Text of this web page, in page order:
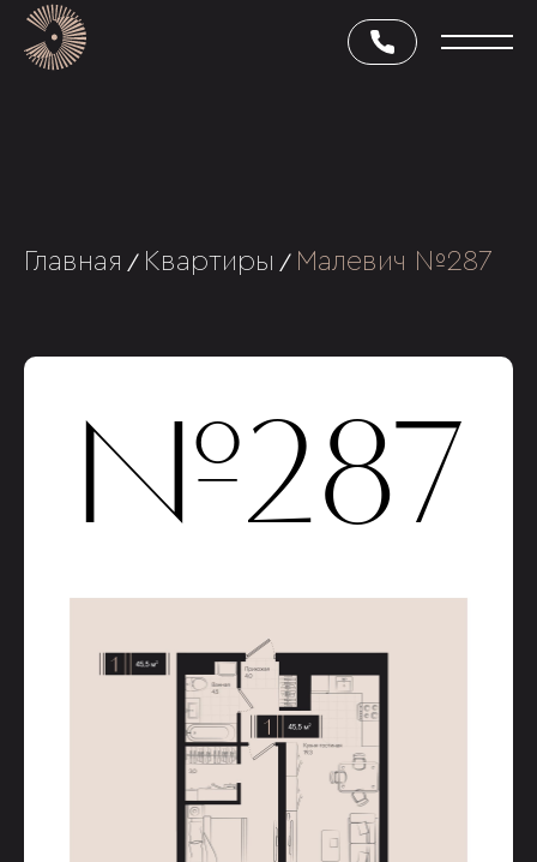
Главная / Квартиры / Малевич №287
№287